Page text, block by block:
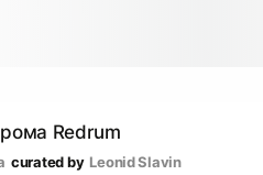
Redrum
curated by Leonid Slavin